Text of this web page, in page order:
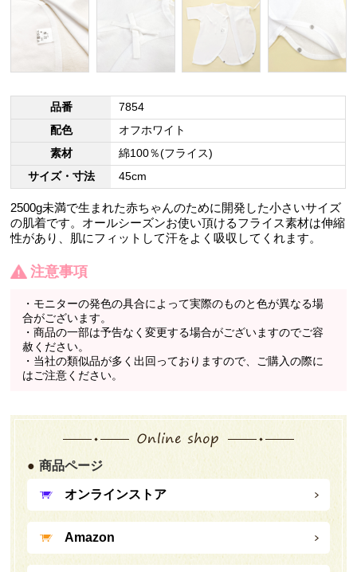
品番
7854
配色
オフホワイト
素材
綿100％(フライス)
サイズ・寸法
45cm
2500g未満で生まれた赤ちゃんのために開発した小さいサイズ
の肌着です。オールシーズンお使い頂けるフライス素材は伸縮
性があり、肌にフィットして汗をよく吸収してくれます。
注意事項
・モニターの発色の具合によって実際のものと色が異なる場
合がございます。
・商品の一部は予告なく変更する場合がございますのでご容
赦ください。
・当社の類似品が多く出回っておりますので、ご購入の際に
はご注意ください。
商品ページ
オンラインストア
Amazon